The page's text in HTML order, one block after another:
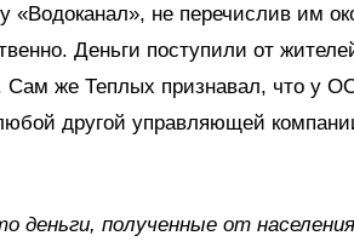
«Водоканал», не перечислив им
Деньги поступили от
Сам же Теплых признавал, что у
другой управляющей
деньги, полученные от